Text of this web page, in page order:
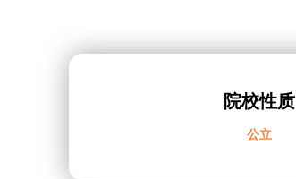
院校性质
公立